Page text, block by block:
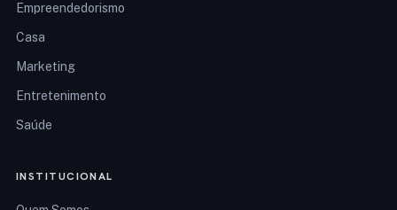
Empreendedorismo
Casa
Marketing
Entretenimento
Saúde
INSTITUCIONAL